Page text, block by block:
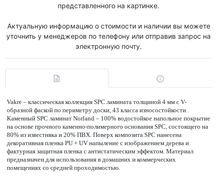
представленного на картинке.
Актуальную информацию о стоимости и наличии вы можете
уточнить у менеджеров по телефону или отправив запрос на
электронную почту.
Vakre – классическая коллекция SPC ламината толщиной 4 мм с V-
образной фаской по периметру доски, 43 класса износостойкости.
Каменный SPC ламинат Norland – 100% водостойкое напольное покрытие
на основе прочного каменно-полимерного основания SPC, состоящего на
80% из известняка и 20% ПВХ. Поверх композита SPC нанесена
декоративная пленка PU + UV напыление с изображением дерева и
фактурная защитная пленка с антистатическим эффектом. Материал
предназначен для использования в домашних и коммерческих
помещениях со средней проходимостью.